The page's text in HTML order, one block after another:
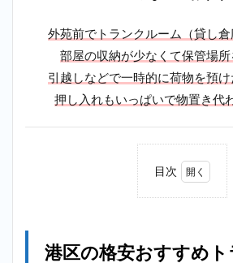
外苑前でトランクルーム（貸し
部屋の収納が少なくて保管場
引越しなどで一時的に荷物を預
押し入れもいっぱいで物置き代
目次
すす
港区の格安おすすめ